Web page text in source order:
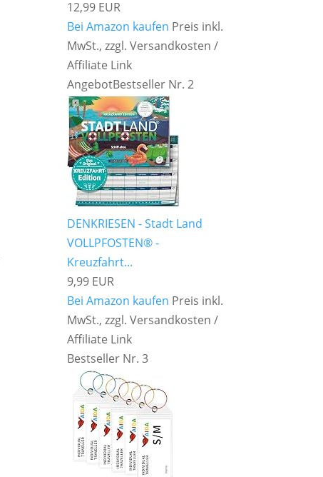
12,99 EUR
Bei Amazon kaufen Preis inkl.
MwSt., zzgl. Versandkosten /
Affiliate Link
AngebotBestseller Nr. 2
DENKRIESEN - Stadt Land
VOLLPFOSTEN® -
Kreuzfahrt...
9,99 EUR
Bei Amazon kaufen Preis inkl.
MwSt., zzgl. Versandkosten /
Affiliate Link
Bestseller Nr. 3